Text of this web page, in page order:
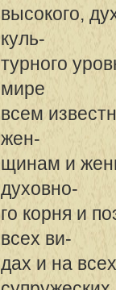
высокого,
куль-
турного
мире
всем
жен-
щинам и
духовно-
го корня и
всех ви-
дах и на